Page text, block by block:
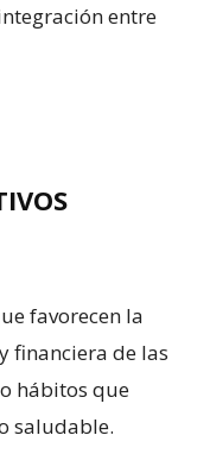
entre
favorecen la
financiera de las
hábitos que
saludable.